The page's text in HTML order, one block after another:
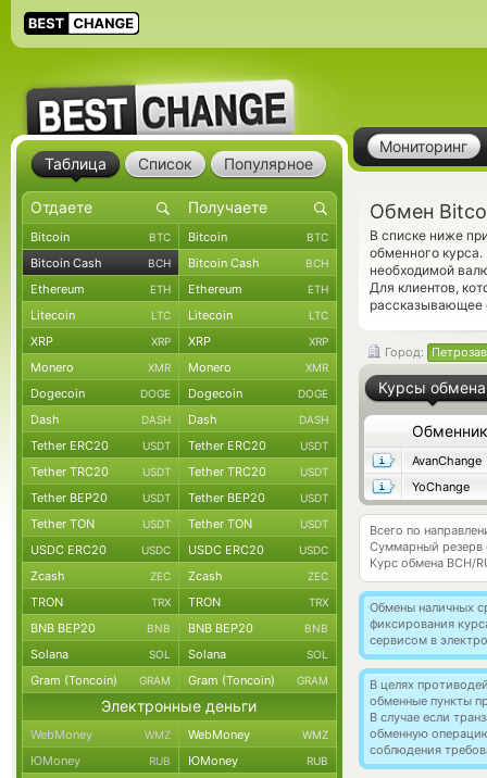
Мониторинг
Обмен
В списке ниже
обменного
необходимой
Для клиентов,
рассказывающее
Город:
Курсы обмена
Обменник
AvanChange
YoChange
Всего по
Суммарный резерв
Курс обмена BCH/
Обмены наличных
фиксирования
сервисом в
В целях
обменные пункты
В случае если
обменную
соблюдения
Таблица Список Популярное
Bitcoin BTC Bitcoin BTC
Bitcoin Cash BCH Bitcoin Cash BCH
Ethereum ETH Ethereum ETH
Litecoin LTC Litecoin LTC
XRP XRP XRP XRP
Monero XMR Monero XMR
Dogecoin DOGE Dogecoin DOGE
Dash DASH Dash DASH
Tether ERC20 USDT Tether ERC20 USDT
Tether TRC20 USDT Tether TRC20 USDT
Tether BEP20 USDT Tether BEP20 USDT
Tether TON USDT Tether TON USDT
USDC ERC20 USDC USDC ERC20 USDC
Zcash ZEC Zcash ZEC
TRON TRX TRON TRX
BNB BEP20 BNB BNB BEP20 BNB
Solana SOL Solana SOL
Gram (Toncoin) GRAM Gram (Toncoin) GRAM
Электронные деньги
WebMoney WMZ WebMoney WMZ
ЮMoney RUB ЮMoney RUB